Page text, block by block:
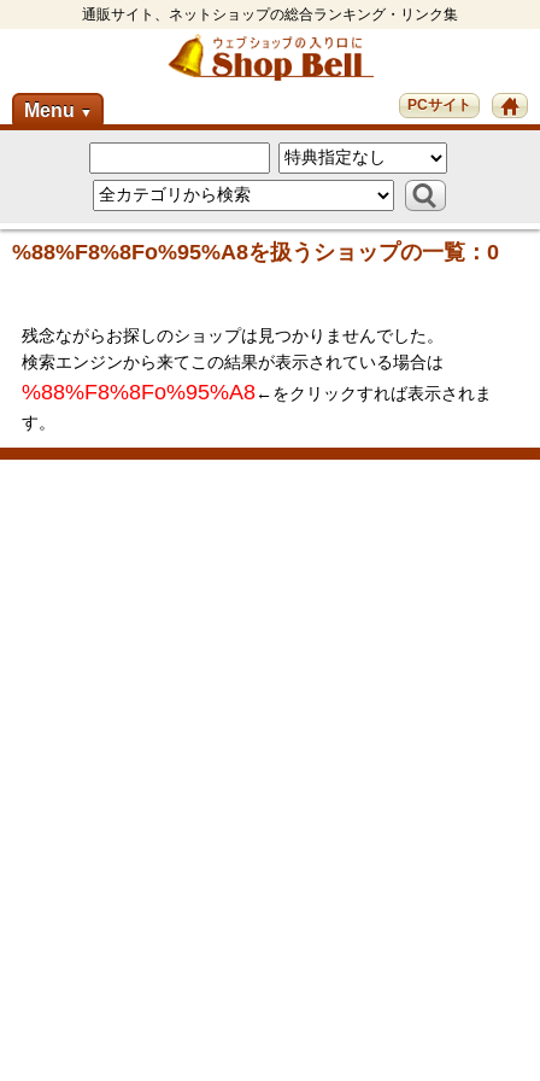
通販サイト、ネットショップの総合ランキング・リンク集
Menu ▼ PCサイト
%88%F8%8Fo%95%A8を扱うショップの一覧：0
残念ながらお探しのショップは見つかりませんでした。
検索エンジンから来てこの結果が表示されている場合は
%88%F8%8Fo%95%A8←をクリックすれば表示されま
す。